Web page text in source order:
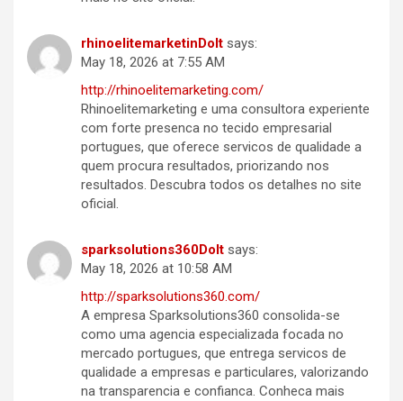
rhinoelitemarketinDoIt says:
May 18, 2026 at 7:55 AM
http://rhinoelitemarketing.com/
Rhinoelitemarketing e uma consultora experiente
com forte presenca no tecido empresarial
portugues, que oferece servicos de qualidade a
quem procura resultados, priorizando nos
resultados. Descubra todos os detalhes no site
oficial.
sparksolutions360DoIt says:
May 18, 2026 at 10:58 AM
http://sparksolutions360.com/
A empresa Sparksolutions360 consolida-se
como uma agencia especializada focada no
mercado portugues, que entrega servicos de
qualidade a empresas e particulares, valorizando
na transparencia e confianca. Conheca mais